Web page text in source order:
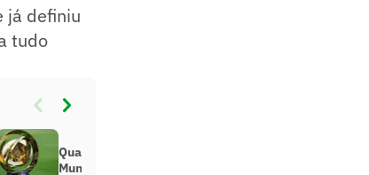
já definiu
tudo
Quanto custam os ingressos do
Mundial de Clubes 2025